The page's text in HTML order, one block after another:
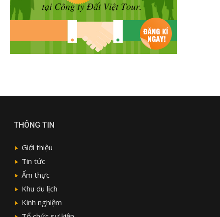
THÔNG TIN
Giới thiệu
Tin tức
Ẩm thực
Khu du lịch
Kinh nghiệm